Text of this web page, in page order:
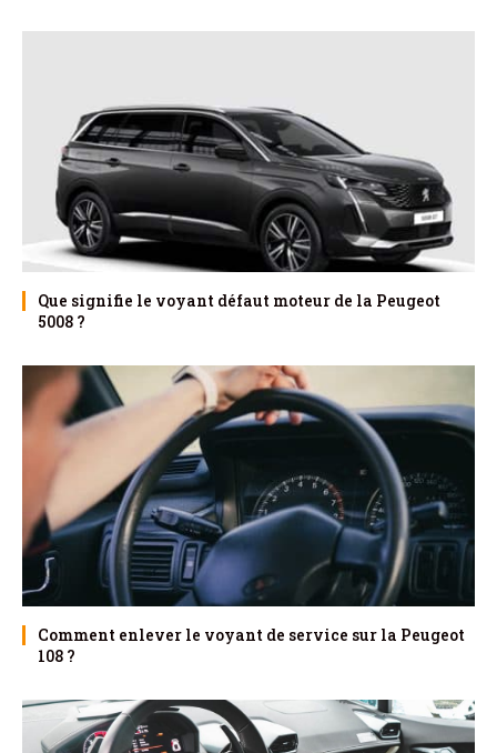
Que signifie le voyant défaut moteur de la Peugeot
5008 ?
Comment enlever le voyant de service sur la Peugeot
108 ?